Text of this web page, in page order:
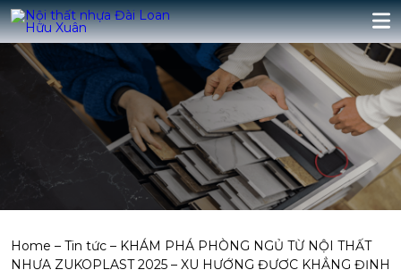
Home – Tin tức – KHÁM PHÁ PHÒNG NGỦ TỪ NỘI THẤT
NHỰA ZUKOPLAST 2025 – XU HƯỚNG ĐƯỢC KHẲNG ĐỊNH